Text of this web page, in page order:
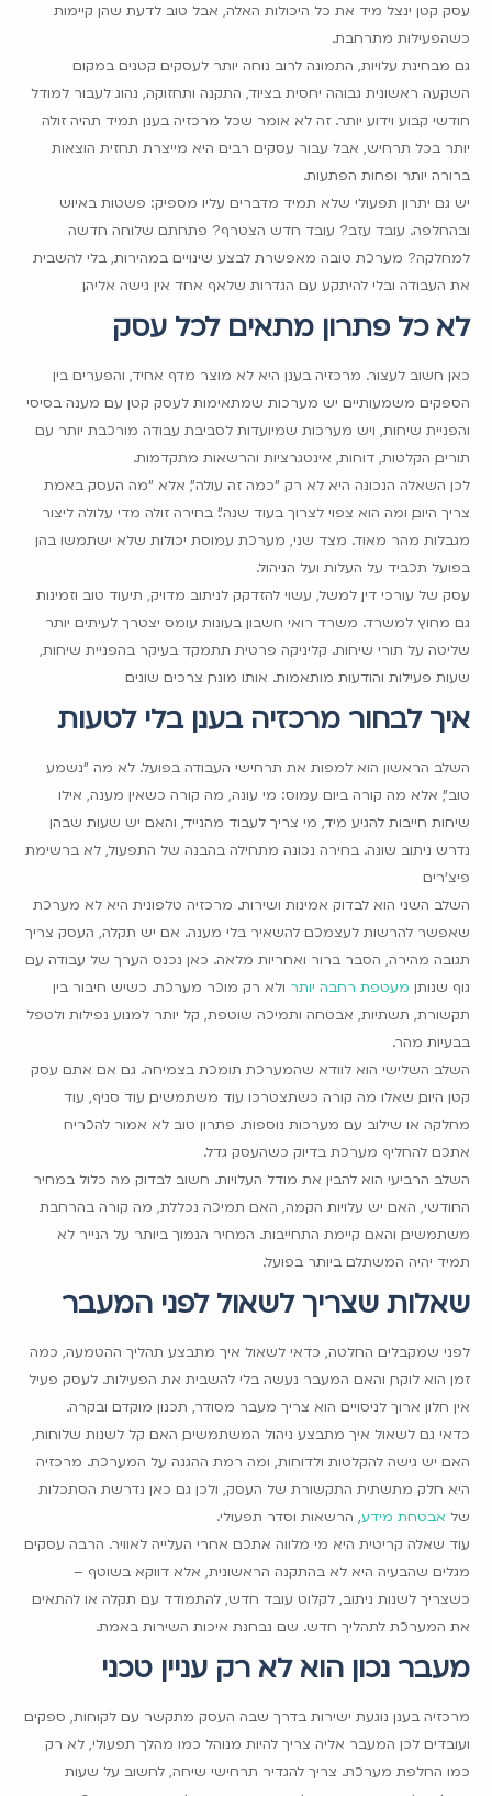
עסק קטן ינצל מיד את כל היכולות האלה, אבל טוב לדעת שהן קיימות
כשהפעילות מתרחבת.
גם מבחינת עלויות, התמונה לרוב נוחה יותר לעסקים קטנים. במקום
השקעה ראשונית גבוהה יחסית בציוד, התקנה ותחזוקה, נהוג לעבור למודל
חודשי קבוע וידוע יותר. זה לא אומר שכל מרכזיה בענן תמיד תהיה זולה
יותר בכל תרחיש, אבל עבור עסקים רבים היא מייצרת תחזית הוצאות
ברורה יותר ופחות הפתעות.
יש גם יתרון תפעולי שלא תמיד מדברים עליו מספיק: פשטות באיוש
ובהחלפה. עובד עזב? עובד חדש הצטרף? פתחתם שלוחה חדשה
למחלקה? מערכת טובה מאפשרת לבצע שינויים במהירות, בלי להשבית
את העבודה ובלי להיתקע עם הגדרות שלאף אחד אין גישה אליהן.
לא כל פתרון מתאים לכל עסק
כאן חשוב לעצור. מרכזיה בענן היא לא מוצר מדף אחיד, והפערים בין
הספקים משמעותיים. יש מערכות שמתאימות לעסק קטן עם מענה בסיסי
והפניית שיחות, ויש מערכות שמיועדות לסביבת עבודה מורכבת יותר עם
תורים, הקלטות, דוחות, אינטגרציות והרשאות מתקדמות.
לכן השאלה הנכונה היא לא רק "כמה זה עולה", אלא "מה העסק באמת
צריך היום, ומה הוא צפוי לצרוך בעוד שנה". בחירה זולה מדי עלולה ליצור
מגבלות מהר מאוד. מצד שני, מערכת עמוסת יכולות שלא ישתמשו בהן
בפועל תכביד על העלות ועל הניהול.
עסק של עורכי דין, למשל, עשוי להזדקק לניתוב מדויק, תיעוד טוב וזמינות
גם מחוץ למשרד. משרד רואי חשבון בעונות עומס יצטרך לעיתים יותר
שליטה על תורי שיחות. קליניקה פרטית תתמקד בעיקר בהפניית שיחות,
שעות פעילות והודעות מותאמות. אותו מונח, צרכים שונים.
איך לבחור מרכזיה בענן בלי לטעות
השלב הראשון הוא למפות את תרחישי העבודה בפועל. לא מה "נשמע
טוב", אלא מה קורה ביום עמוס: מי עונה, מה קורה כשאין מענה, אילו
שיחות חייבות להגיע מיד, מי צריך לעבוד מהנייד, והאם יש שעות שבהן
נדרש ניתוב שונה. בחירה נכונה מתחילה בהבנה של התפעול, לא ברשימת
פיצ'רים.
השלב השני הוא לבדוק אמינות ושירות. מרכזיה טלפונית היא לא מערכת
שאפשר להרשות לעצמכם להשאיר בלי מענה. אם יש תקלה, העסק צריך
תגובה מהירה, הסבר ברור ואחריות מלאה. כאן נכנס הערך של עבודה עם
גוף שנותן מעטפת רחבה יותר ולא רק מוכר מערכת. כשיש חיבור בין
תקשורת, תשתיות, אבטחה ותמיכה שוטפת, קל יותר למנוע נפילות ולטפל
בבעיות מהר.
השלב השלישי הוא לוודא שהמערכת תומכת בצמיחה. גם אם אתם עסק
קטן היום, שאלו מה קורה כשתצטרכו עוד משתמשים, עוד סניף, עוד
מחלקה או שילוב עם מערכות נוספות. פתרון טוב לא אמור להכריח
אתכם להחליף מערכת בדיוק כשהעסק גדל.
השלב הרביעי הוא להבין את מודל העלויות. חשוב לבדוק מה כלול במחיר
החודשי, האם יש עלויות הקמה, האם תמיכה נכללת, מה קורה בהרחבת
משתמשים, והאם קיימת התחייבות. המחיר הנמוך ביותר על הנייר לא
תמיד יהיה המשתלם ביותר בפועל.
שאלות שצריך לשאול לפני המעבר
לפני שמקבלים החלטה, כדאי לשאול איך מתבצע תהליך ההטמעה, כמה
זמן הוא לוקח, והאם המעבר נעשה בלי להשבית את הפעילות. לעסק פעיל
אין חלון ארוך לניסויים. הוא צריך מעבר מסודר, תכנון מוקדם ובקרה.
כדאי גם לשאול איך מתבצע ניהול המשתמשים, האם קל לשנות שלוחות,
האם יש גישה להקלטות ולדוחות, ומה רמת ההגנה על המערכת. מרכזיה
היא חלק מתשתית התקשורת של העסק, ולכן גם כאן נדרשת הסתכלות
של אבטחת מידע , הרשאות וסדר תפעולי.
עוד שאלה קריטית היא מי מלווה אתכם אחרי העלייה לאוויר. הרבה עסקים
מגלים שהבעיה היא לא בהתקנה הראשונית, אלא דווקא בשוטף –
כשצריך לשנות ניתוב, לקלוט עובד חדש, להתמודד עם תקלה או להתאים
את המערכת לתהליך חדש. שם נבחנת איכות השירות באמת.
מעבר נכון הוא לא רק עניין טכני
מרכזיה בענן נוגעת ישירות בדרך שבה העסק מתקשר עם לקוחות, ספקים
ועובדים. לכן המעבר אליה צריך להיות מנוהל כמו מהלך תפעולי, לא רק
כמו החלפת מערכת. צריך להגדיר תרחישי שיחה, לחשוב על שעות